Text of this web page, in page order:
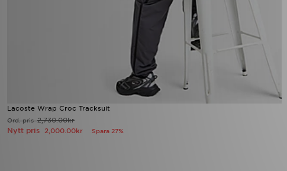
Lacoste Wrap Croc Tracksuit
Ord. pris2,730.00kr
Nytt pris 2,000.00kr Spara 27%